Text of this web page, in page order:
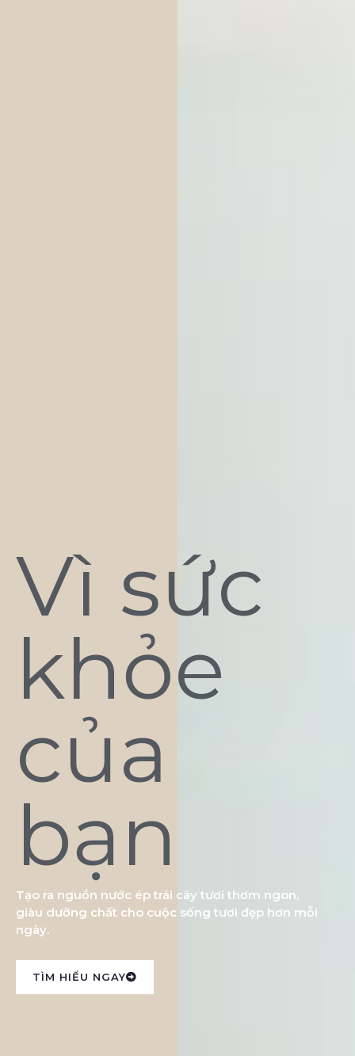
Vì sức
khỏe
của
bạn
Tạo ra nguồn nước ép trái cây tươi thơm ngon,
giàu dưỡng chất cho cuộc sống tươi đẹp hơn mỗi
ngày.
TÌM HIỂU NGAY